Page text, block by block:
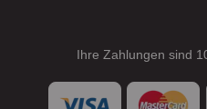
Ihre Zahlungen sind